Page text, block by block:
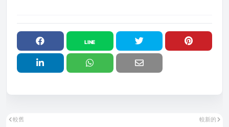
較新的
較舊